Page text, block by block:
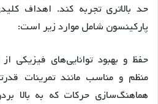
حد بالاتری تجربه کند. اهداف
پارکینسون شامل موارد زیر است:
حفظ و بهبود توانایی‌های فیزیکی
منظم و مناسب مانند تمرینات
هماهنگ‌سازی حرکات که به بالا